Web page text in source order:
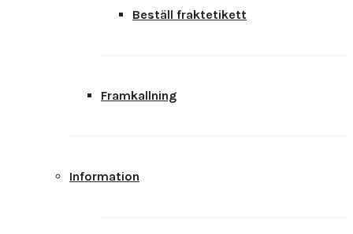
Beställ fraktetikett
Framkallning
Information